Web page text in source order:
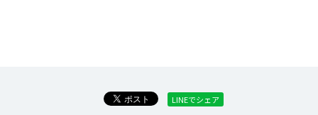
LINEでシェア